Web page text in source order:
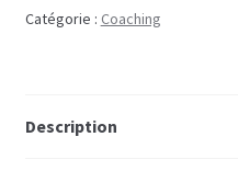
2
2
Catégorie : Coaching
Description